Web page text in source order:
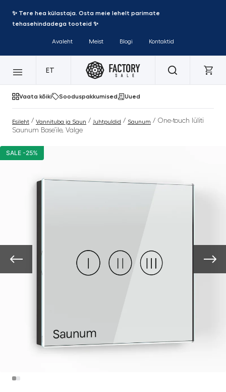
✨ Tere hea külastaja. Osta meie lehelt parimate
tehasehindadega tooteid ✨
Avaleht Meist Blogi Kontaktid
ET
Vaata kõiki Sooduspakkumised Uued
Esileht / Vannituba ja Saun / Juhtpuldid / Saunum / One-touch lüliti
Saunum Base’ile, Valge
SALE -25%